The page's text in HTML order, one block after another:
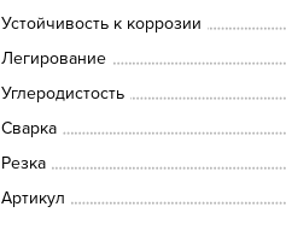
Устойчивость к коррозии
Легирование
Углеродистость
Сварка
Резка
Артикул